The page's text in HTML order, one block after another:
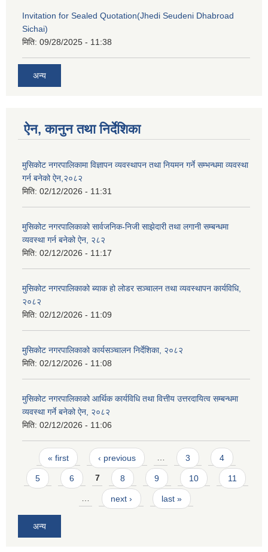
Invitation for Sealed Quotation(Jhedi Seudeni Dhabroad
Sichai)
मिति: 09/28/2025 - 11:38
अन्य
ऐन, कानुन तथा निर्देशिका
मुसिकोट नगरपालिकामा विज्ञापन व्यवस्थापन तथा नियमन गर्ने सम्भन्धमा व्यवस्था
गर्न बनेको ऐन,२०८२
मिति: 02/12/2026 - 11:31
मुसिकोट नगरपालिकाको सार्वजनिक-निजी साझेदारी तथा लगानी सम्बन्धमा
व्यवस्था गर्न बनेको ऐन, २८२
मिति: 02/12/2026 - 11:17
मुसिकोट नगरपालिकाको ब्याक हो लोडर सञ्चालन तथा व्यवस्थापन कार्यविधि,
२०८२
मिति: 02/12/2026 - 11:09
मुसिकोट नगरपालिकाको कार्यसञ्चालन निर्देशिका, २०८२
मिति: 02/12/2026 - 11:08
मुसिकोट नगरपालिकाको आर्थिक कार्यविधि तथा वित्तीय उत्तरदायित्व सम्बन्धमा
व्यवस्था गर्ने बनेको ऐन, २०८२
मिति: 02/12/2026 - 11:06
Pages
« first ‹ previous … 3 4
5 6 7 8 9 10 11
… next › last »
अन्य